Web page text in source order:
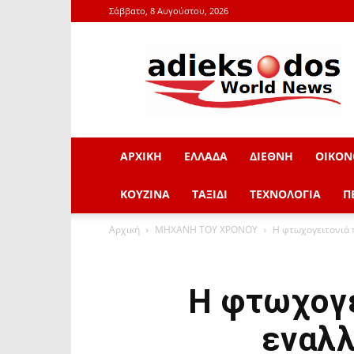
Σάββατο, 8 Αυγούστου, 2026
adieksodos.gr
ΑΡΧΙΚΗ ΕΛΛΑΔΑ ΔΙΕΘΝΗ
ΚΟΥΖΙΝΑ ΤΑΞΙΔΙ ΤΕΧΝΟΛΟΓΙΑ
Αρχική ΜΗΧΑΝΗ ΤΟΥ ΧΡΟΝΟΥ Η φτωχογειτονιά
Η